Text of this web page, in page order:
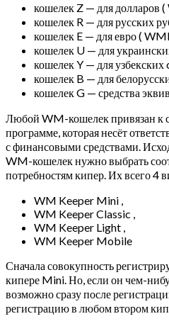
кошелек Z — для долларов
кошелек R — для русских
кошелек E — для евро (
кошелек U — для
кошелек Y — для
кошелек B — для
кошелек G — средства
Любой WM-кошелек привязан к
программе, которая несёт
с финансовыми средствами.
WM-кошелек нужно выбрать
потребностям кипер. Их всего 4
WM Keeper Mini ,
WM Keeper Classic ,
WM Keeper Light ,
WM Keeper Mobile
Сначала совокупность
кипере Mini. Но, если он чем-
возможно сразу после
регистрацию в любом втором